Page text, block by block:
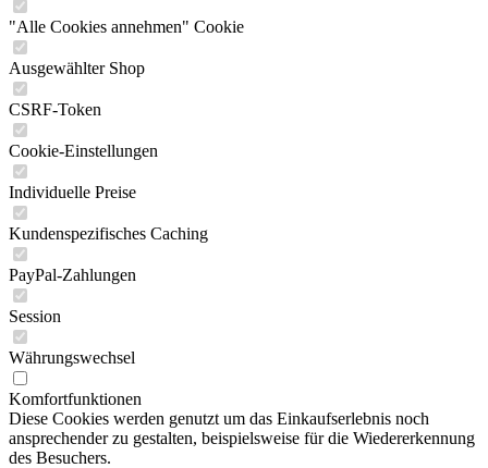
"Alle Cookies annehmen" Cookie
Ausgewählter Shop
CSRF-Token
Cookie-Einstellungen
Individuelle Preise
Kundenspezifisches Caching
PayPal-Zahlungen
Session
Währungswechsel
Komfortfunktionen
Diese Cookies werden genutzt um das Einkaufserlebnis noch
ansprechender zu gestalten, beispielsweise für die Wiedererkennung
des Besuchers.